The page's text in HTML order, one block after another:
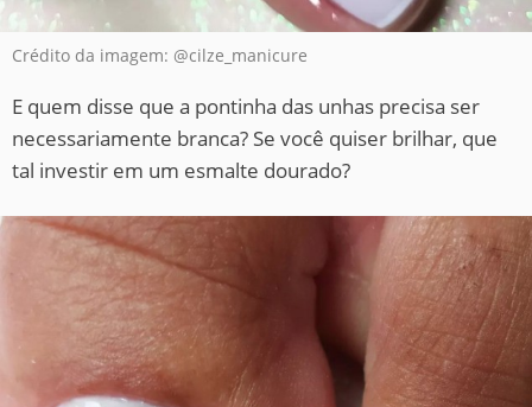
Crédito da imagem: @cilze_manicure
E quem disse que a pontinha das unhas precisa ser
necessariamente branca? Se você quiser brilhar, que
tal investir em um esmalte dourado?